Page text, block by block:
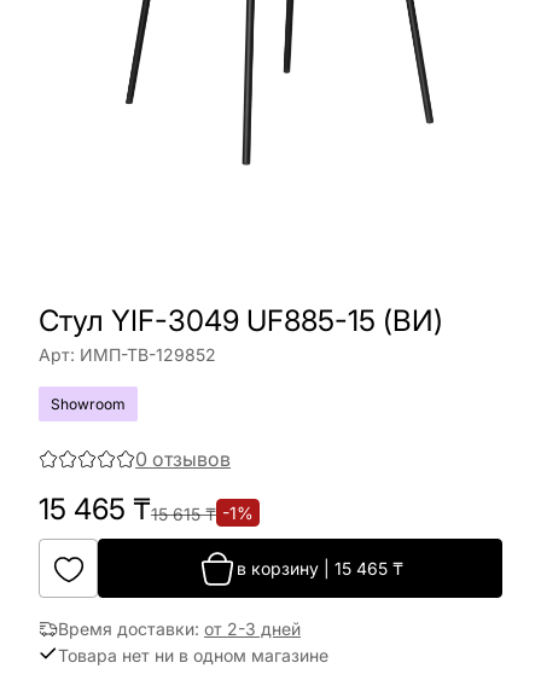
Стул YIF-3049 UF885-15 (ВИ)
Арт: ИМП-ТВ-129852
Showroom
0 отзывов
15 465 ₸15 615₸ -1%
в корзину| 15 465₸
Время доставки: от 2-3 дней
Товара нет ни в одном магазине